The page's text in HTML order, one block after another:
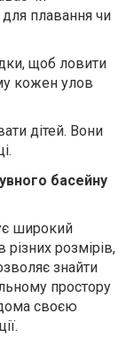
плавання чи
ки, щоб ловити
кожен улов
дітей. Вони
.
басейну
широкий
розмірів,
знайти
простору
своєю